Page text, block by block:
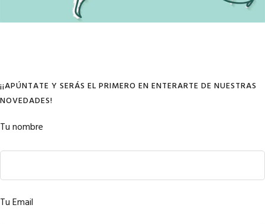
¡¡APÚNTATE Y SERÁS EL PRIMERO EN ENTERARTE DE NUESTRAS
NOVEDADES!
Tu nombre
Tu Email